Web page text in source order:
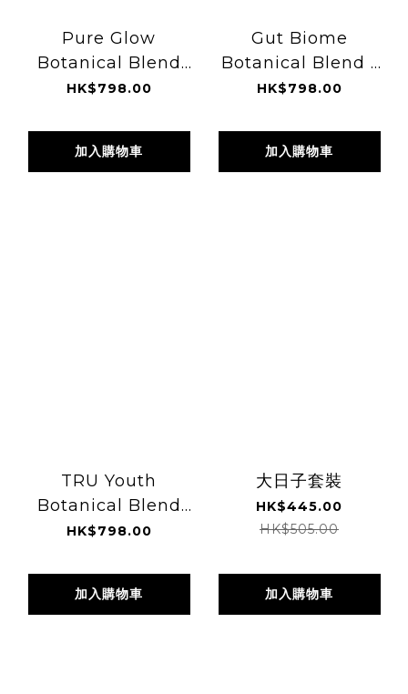
Pure Glow
Botanical Blend
-60 Capsules
HK$798.00
加入購物車
Gut Biome
Botanical Blend -
60 Capsules
HK$798.00
加入購物車
TRU Youth
Botanical Blend
(60 Capsules)
HK$798.00
加入購物車
大日子套裝
HK$445.00
HK$505.00
加入購物車